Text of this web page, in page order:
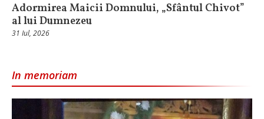
Adormirea Maicii Domnului, „Sfântul Chivot”
al lui Dumnezeu
31 Iul, 2026
In memoriam